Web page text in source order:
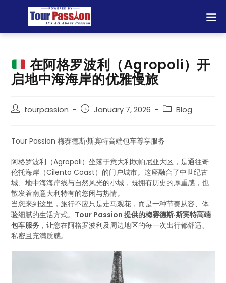
在阿格罗波利（Agropoli）开
启地中海海岸的优雅慢旅
tourpassion January 7, 2026 Blog
Tour Passion 梅赛德斯·斯宾特高端包车尊享服务
阿格罗波利（Agropoli）坐落于意大利坎帕尼亚大区，是通往奇
伦托海岸（Cilento Coast）的门户城市。这座融合了中世纪古
城、地中海海岸线与自然风光的小城，既拥有历史的厚重感，也
散发着南意大利特有的悠闲与热情。
当您来到这里，旅行不应只是走马观花，而是一种节奏从容、体
验细腻的生活方式。 Tour Passion 提供的梅赛德斯·斯宾特高端
包车服务 ，让您在阿格罗波利及周边地区的每一次出行都舒适、
私密且充满质感。